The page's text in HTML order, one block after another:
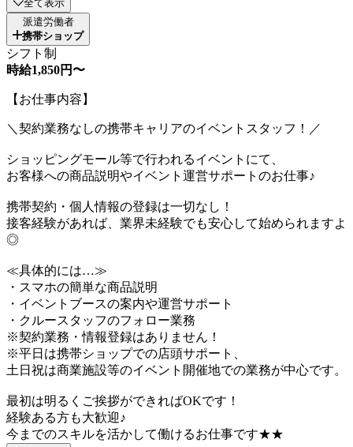
全て表示
派遣労働者
携帯ショップ
シフト制
時給1,850円〜
【お仕事内容】
＼契約業務なしの携帯キャリアのイベントスタッフ！／
ショッピングモール等で行われるイベントにて、
お客様への商品説明やイベント運営サポートのお仕事♪
携帯契約・個人情報の登録は一切なし！
接客経験があれば、業界未経験でも安心して始められますよ
◎
≪具体的には…≫
・スマホの簡単な商品説明
・イベントブースの案内や運営サポート
・クルースタッフのフォロー業務
※契約業務・情報登録はありません！
※平日は携帯ショップでの店頭サポート、
土日祝は商業施設等のイベント開催地での業務が中心です。
最初は明るくご挨拶ができればOKです！
経験ある方も大歓迎♪
今までのスキルを活かして働けるお仕事です★★